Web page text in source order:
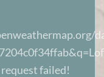
failed!